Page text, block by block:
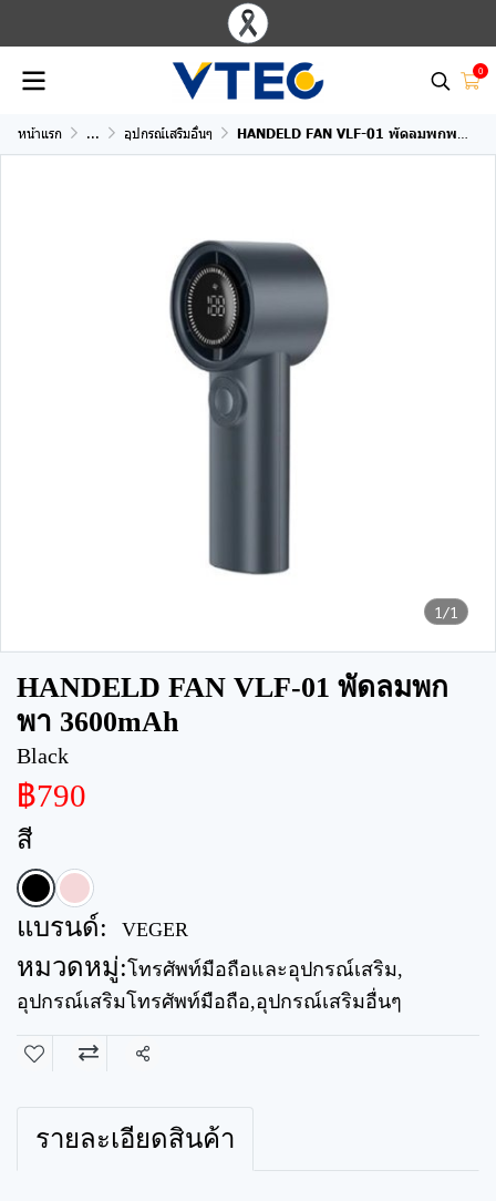
0
หน้าแรก ... อุปกรณ์เสริมอื่นๆ HANDELD FAN VLF-01 พัดลมพกพา 3600mAh
1/1
HANDELD FAN VLF-01 พัดลมพก
พา 3600mAh
Black
฿790
สี
แบรนด์: VEGER
หมวดหมู่:โทรศัพท์มือถือและอุปกรณ์เสริม,
อุปกรณ์เสริมโทรศัพท์มือถือ,อุปกรณ์เสริมอื่นๆ
แชร์
รายละเอียดสินค้า